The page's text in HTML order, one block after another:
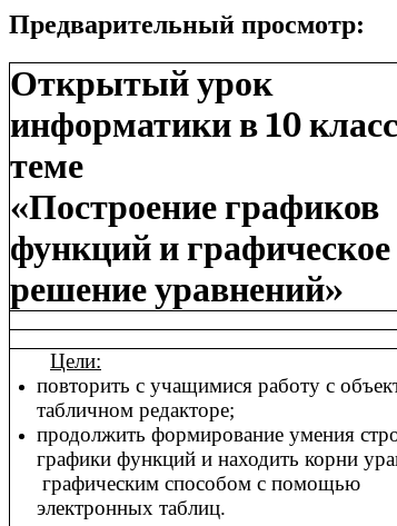
Предварительный просмотр:
Открытый урок
информатики в 10
теме
«Построение графиков
функций и графическое
решение уравнений»
Цели:
повторить с учащимися работу с
табличном редакторе;
продолжить формирование умения
графики функций и находить корни
графическим способом с помощью
электронных таблиц.